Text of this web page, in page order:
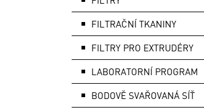
FILTRAČNÍ TKANINY
FILTRY PRO EXTRUDÉRY
LABORATORNÍ PROGRAM
BODOVĚ SVAŘOVANÁ SÍŤ